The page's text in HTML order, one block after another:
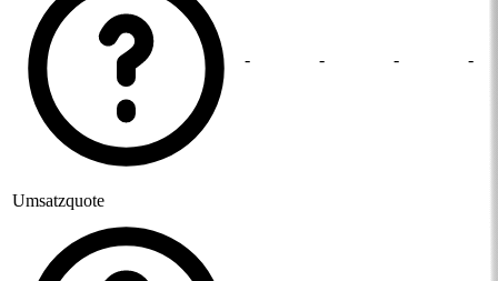
- - - -
Umsatzquote